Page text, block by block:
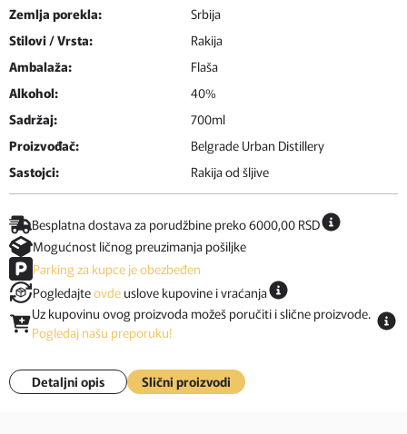
Zemlja porekla:
Srbija
Stilovi / Vrsta:
Rakija
Ambalaža:
Flaša
Alkohol:
40%
Sadržaj:
700ml
Proizvođač:
Belgrade Urban Distillery
Sastojci:
Rakija od šljive
Besplatna dostava za porudžbine preko 6000,00 RSD
Mogućnost ličnog preuzimanja pošiljke
Parking za kupce je obezbeđen
Pogledajteovde uslove kupovine i vraćanja
Uz kupovinu ovog proizvoda možeš poručiti i slične proizvode.
Pogledaj našu preporuku!
Detaljni opis Slični proizvodi